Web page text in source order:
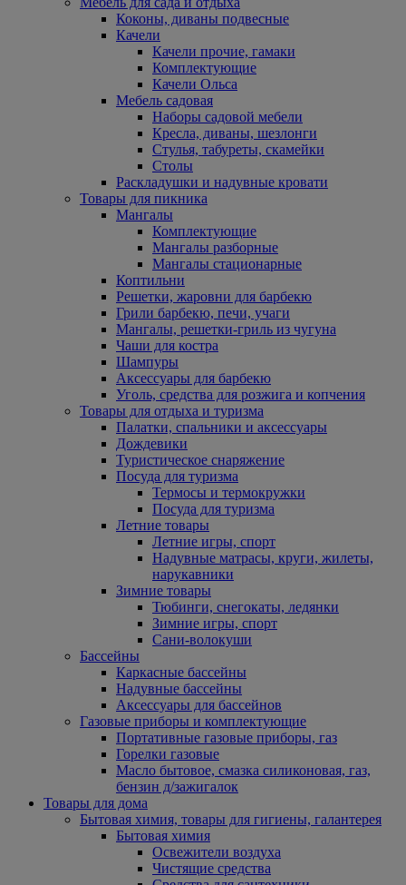
Коконы, диваны подвесные
Качели
Качели прочие, гамаки
Комплектующие
Качели Ольса
Мебель садовая
Наборы садовой мебели
Кресла, диваны, шезлонги
Стулья, табуреты, скамейки
Столы
Раскладушки и надувные кровати
Товары для пикника
Мангалы
Комплектующие
Мангалы разборные
Мангалы стационарные
Коптильни
Решетки, жаровни для барбекю
Грили барбекю, печи, учаги
Мангалы, решетки-гриль из чугуна
Чаши для костра
Шампуры
Аксессуары для барбекю
Уголь, средства для розжига и копчения
Товары для отдыха и туризма
Палатки, спальники и аксессуары
Дождевики
Туристическое снаряжение
Посуда для туризма
Термосы и термокружки
Посуда для туризма
Летние товары
Летние игры, спорт
Надувные матрасы, круги, жилеты,
нарукавники
Зимние товары
Тюбинги, снегокаты, ледянки
Зимние игры, спорт
Сани-волокуши
Бассейны
Каркасные бассейны
Надувные бассейны
Аксессуары для бассейнов
Газовые приборы и комплектующие
Портативные газовые приборы, газ
Горелки газовые
Масло бытовое, смазка силиконовая, газ,
бензин д/зажигалок
Товары для дома
Бытовая химия, товары для гигиены, галантерея
Бытовая химия
Освежители воздуха
Чистящие средства